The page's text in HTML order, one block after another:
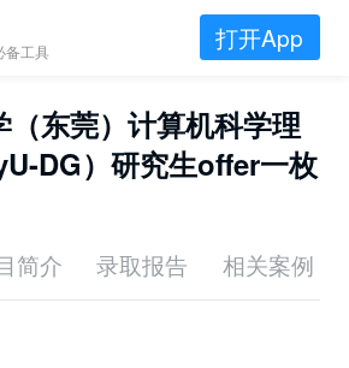
备工具 打开App
（东莞）计算机科学理
DG）研究生offer一枚
简介 录取报告 相关案例